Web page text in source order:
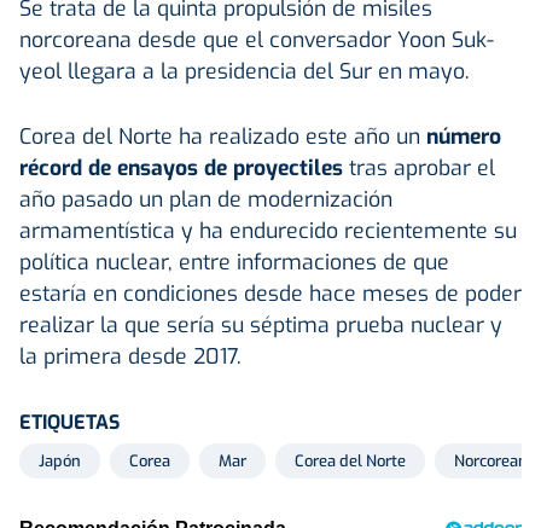
Se trata de la quinta propulsión de misiles
norcoreana desde que el conversador Yoon Suk-
yeol llegara a la presidencia del Sur en mayo.
Corea del Norte ha realizado este año un número
récord de ensayos de proyectiles tras aprobar el
año pasado un plan de modernización
armamentística y ha endurecido recientemente su
política nuclear, entre informaciones de que
estaría en condiciones desde hace meses de poder
realizar la que sería su séptima prueba nuclear y
la primera desde 2017.
ETIQUETAS
Japón Corea Mar Corea del Norte Norcoreano